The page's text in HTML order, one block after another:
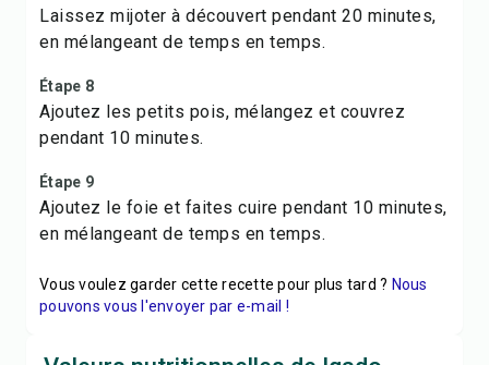
Laissez mijoter à découvert pendant 20 minutes,
en mélangeant de temps en temps.
Étape 8
Ajoutez les petits pois, mélangez et couvrez
pendant 10 minutes.
Étape 9
Ajoutez le foie et faites cuire pendant 10 minutes,
en mélangeant de temps en temps.
Vous voulez garder cette recette pour plus tard ? Nous
pouvons vous l'envoyer par e-mail !